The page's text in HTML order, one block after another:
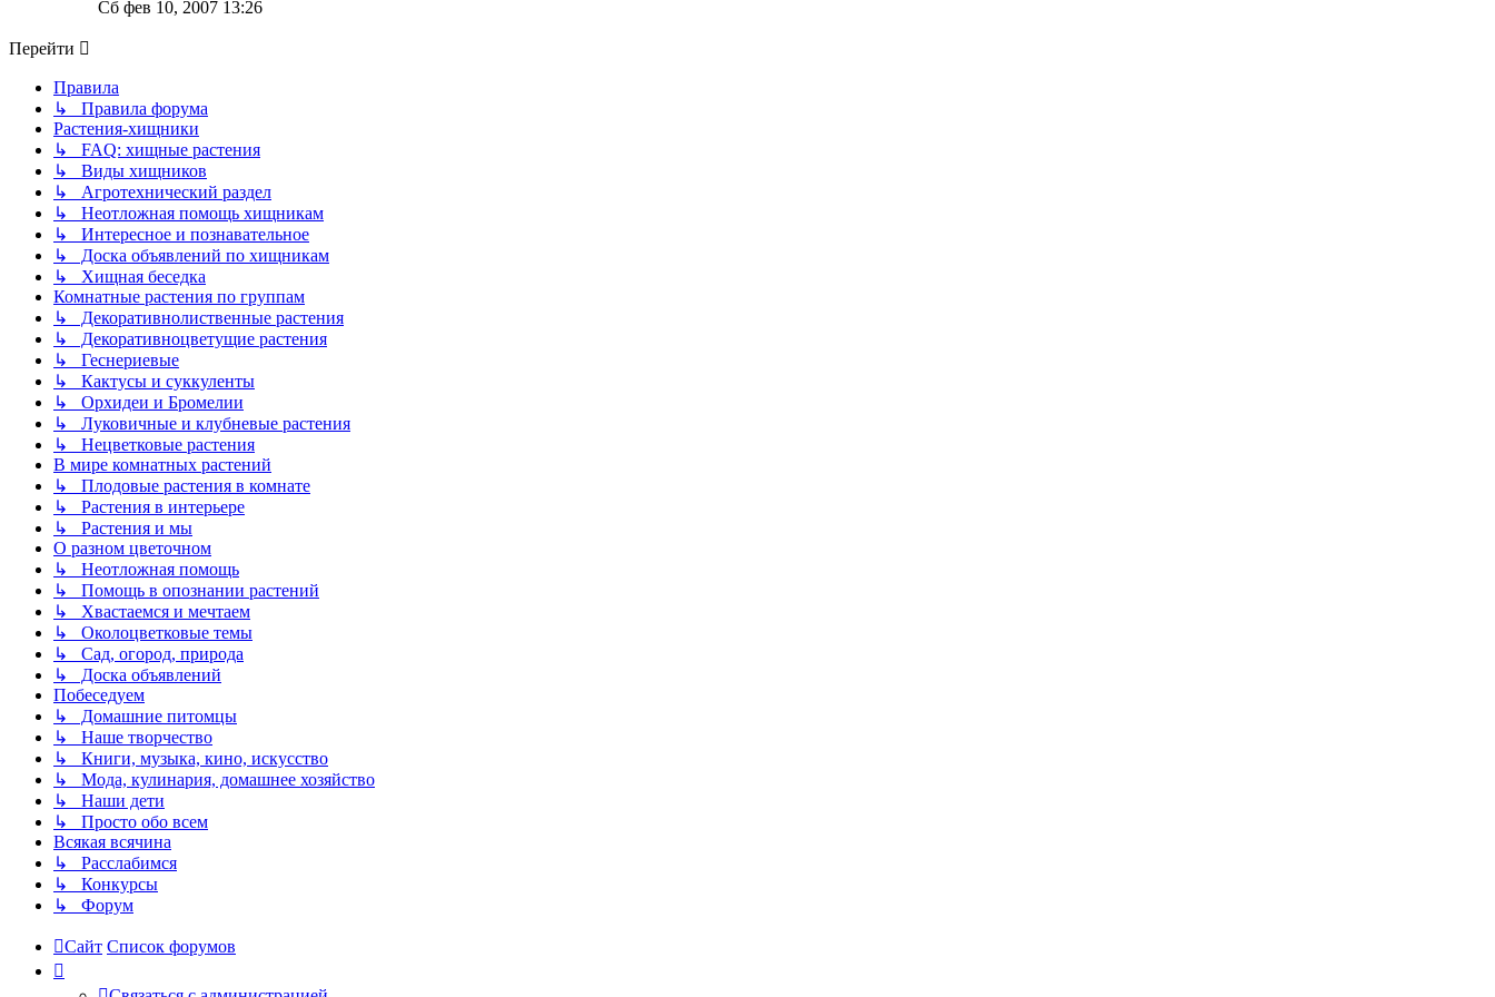
последнему
Сб фев 10, 2007 13:26
Перейти
Правила
↳ Правила форума
Растения-хищники
↳ FAQ: хищные растения
↳ Виды хищников
↳ Агротехнический раздел
↳ Неотложная помощь хищникам
↳ Интересное и познавательное
↳ Доска объявлений по хищникам
↳ Хищная беседка
Комнатные растения по группам
↳ Декоративнолиственные растения
↳ Декоративноцветущие растения
↳ Геснериевые
↳ Кактусы и суккуленты
↳ Орхидеи и Бромелии
↳ Луковичные и клубневые растения
↳ Нецветковые растения
В мире комнатных растений
↳ Плодовые растения в комнате
↳ Растения в интерьере
↳ Растения и мы
О разном цветочном
↳ Неотложная помощь
↳ Помощь в опознании растений
↳ Хвастаемся и мечтаем
↳ Околоцветковые темы
↳ Сад, огород, природа
↳ Доска объявлений
Побеседуем
↳ Домашние питомцы
↳ Наше творчество
↳ Книги, музыка, кино, искусство
↳ Мода, кулинария, домашнее хозяйство
↳ Наши дети
↳ Просто обо всем
Всякая всячина
↳ Расслабимся
↳ Конкурсы
↳ Форум
Сайт Список форумов